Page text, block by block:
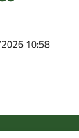
10:58